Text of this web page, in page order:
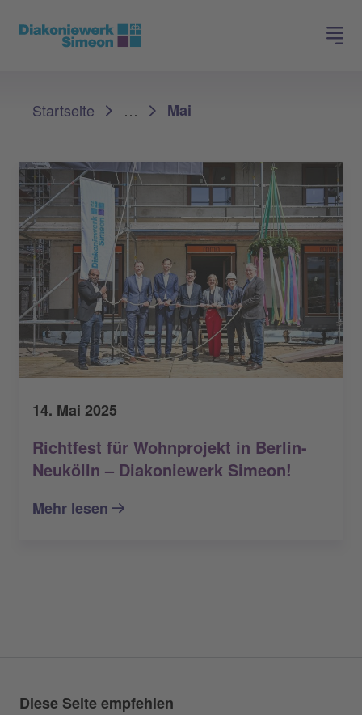
Spenden
Startseite
… Mai
14. Mai 2025
Richtfest für Wohnprojekt in Berlin-
Neukölln – Diakoniewerk Simeon!
Mehr lesen
Diese Seite empfehlen